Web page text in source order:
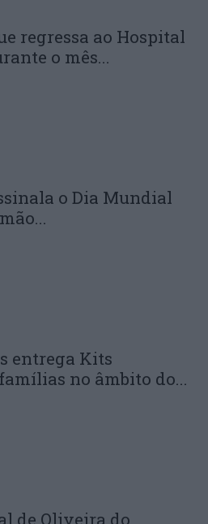
regressa ao Hospital
o mês...
o Dia Mundial
entrega Kits
no âmbito do...
de Oliveira do